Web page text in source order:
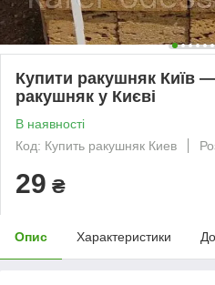
Купити ракушняк Київ
ракушняк у Києві
В наявності
Код: Купить ракушняк Киев
29 ₴
Опис Характеристики